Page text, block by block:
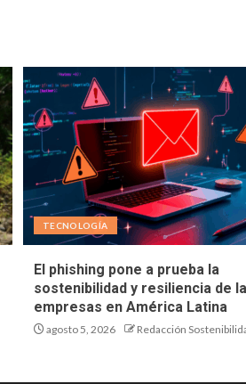
TECNOLOGÍA
El phishing pone a prueba la
sostenibilidad y resiliencia de
empresas en América Latina
agosto 5, 2026 Redacción